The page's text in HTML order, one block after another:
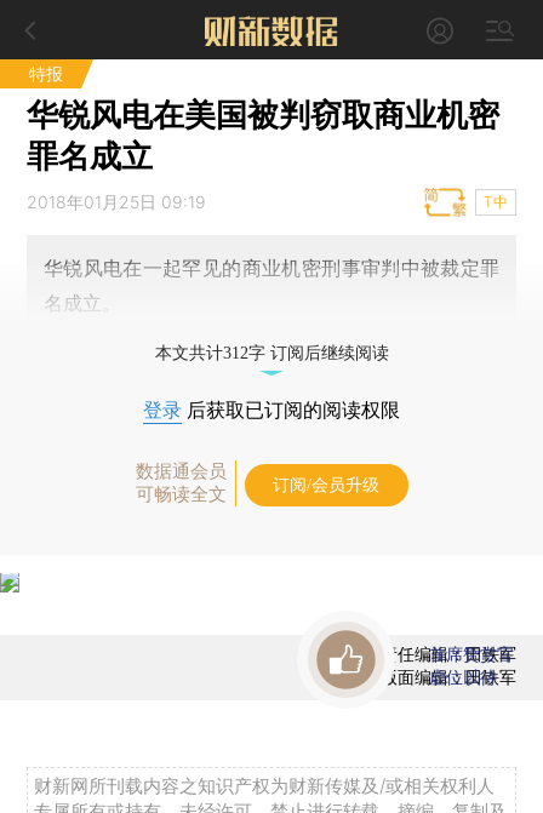
特报
华锐风电在美国被判窃取商业机密
罪名成立
2018年01月25日 09:19 T中
华锐风电在一起罕见的商业机密刑事审判中被裁定罪
名成立。
本文共计312字 订阅后继续阅读
登录 后获取已订阅的阅读权限
数据通会员
可畅读全文
订阅/会员升级
责任编辑：田铁军
版面编辑：田铁军
首席赞赏官
虚位以待
财新网所刊载内容之知识产权为财新传媒及/或相关权利人